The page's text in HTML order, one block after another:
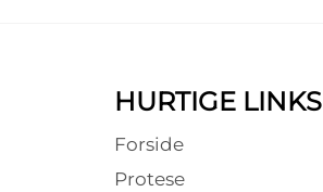
HURTIGE LINKS
Forside
Protese